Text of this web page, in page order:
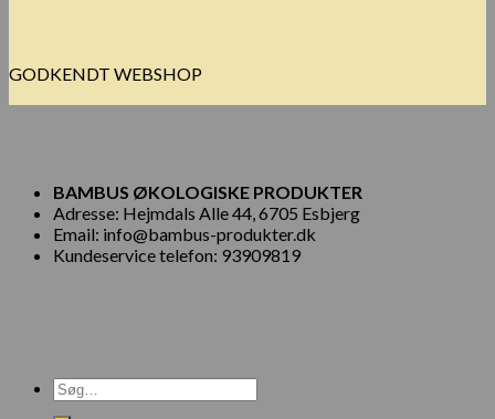
GODKENDT WEBSHOP
BAMBUS ØKOLOGISKE PRODUKTER
Adresse: Hejmdals Alle 44, 6705 Esbjerg
Email: info@bambus-produkter.dk
Kundeservice telefon: 93909819
Søg
efter: